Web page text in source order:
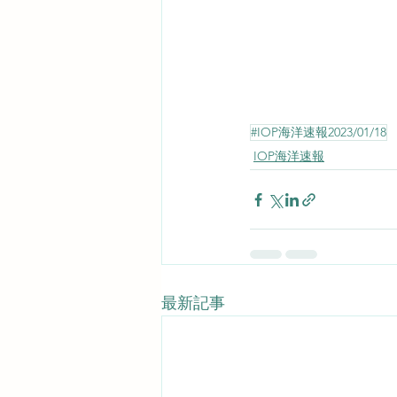
#IOP海洋速報2023/01/18
IOP海洋速報
最新記事